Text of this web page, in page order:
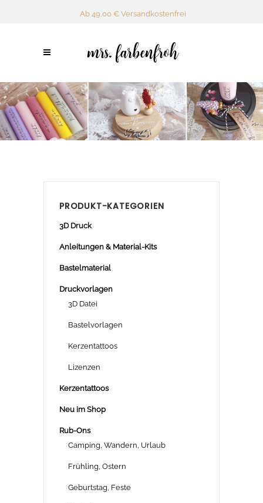
Ab 49,00 € Versandkostenfrei
PRODUKT-KATEGORIEN
3D Druck
Anleitungen & Material-Kits
Bastelmaterial
Druckvorlagen
3D Datei
Bastelvorlagen
Kerzentattoos
Lizenzen
Kerzentattoos
Neu im Shop
Rub-Ons
Camping, Wandern, Urlaub
Frühling, Ostern
Geburtstag, Feste